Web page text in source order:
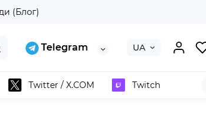
(Блог)
Telegram UA
Twitter / X.COM Twitch